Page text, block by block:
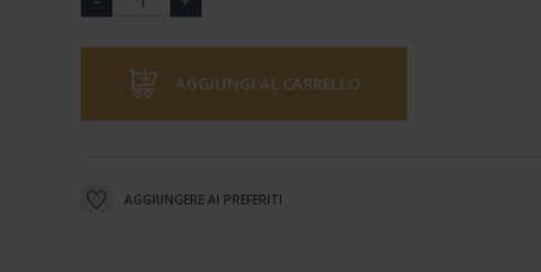
AGGIUNGI AL CARRELLO
AGGIUNGERE AI PREFERITI